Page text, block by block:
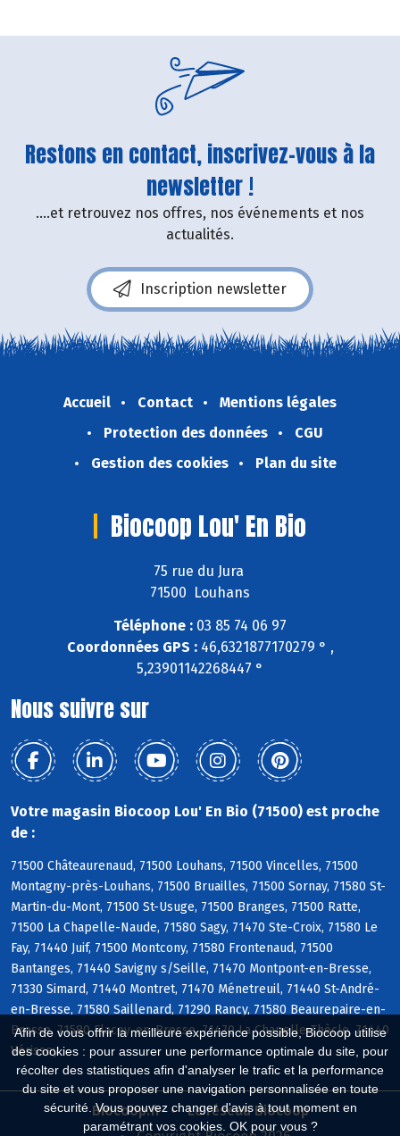
Afin de vous offrir la meilleure expérience possible, Biocoop utilise
des cookies : pour assurer une performance optimale du site, pour
récolter des statistiques afin d'analyser le trafic et la performance
du site et vous proposer une navigation personnalisée en toute
sécurité. Vous pouvez changer d'avis à tout moment en
paramétrant vos cookies. OK pour vous ?
Restons en contact, inscrivez-vous à la
newsletter !
....et retrouvez nos offres, nos événements et nos
actualités.
Inscription newsletter
Accueil Contact
Mentions légales
Protection des données
CGU
Gestion des cookies
Plan du site
Biocoop Lou' En Bio
75 rue du Jura
71500 Louhans
Téléphone : 03 85 74 06 97
Coordonnées GPS :46,6321877170279 ° ,
5,23901142268447 °
Nous suivre sur
Votre magasin Biocoop Lou' En Bio (71500) est proche
de :
71500 Châteaurenaud, 71500 Louhans, 71500 Vincelles, 71500
Montagny-près-Louhans, 71500 Bruailles, 71500 Sornay, 71580 St-
Martin-du-Mont, 71500 St-Usuge, 71500 Branges, 71500 Ratte,
71500 La Chapelle-Naude, 71580 Sagy, 71470 Ste-Croix, 71580 Le
Fay, 71440 Juif, 71500 Montcony, 71580 Frontenaud, 71500
Bantanges, 71440 Savigny s/Seille, 71470 Montpont-en-Bresse,
71330 Simard, 71440 Montret, 71470 Ménetreuil, 71440 St-André-
en-Bresse, 71580 Saillenard, 71290 Rancy, 71580 Beaurepaire-en-
Bresse, 71580 Flacey-en-Bresse, 71470 La Chapelle-Thècle, 71440
Vérissey
Biocoop.fr
Le réseau Biocoop